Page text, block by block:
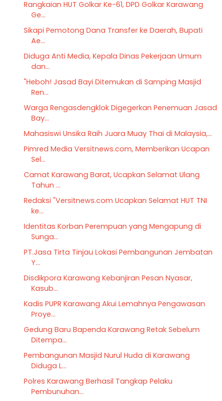
Rangkaian HUT Golkar Ke-61, DPD Golkar Karawang
Ge...
Sikapi Pemotong Dana Transfer ke Daerah, Bupati
Ae...
Diduga Anti Media, Kepala Dinas Pekerjaan Umum
dan...
"Heboh! Jasad Bayi Ditemukan di Samping Masjid
Ren...
Warga Rengasdengklok Digegerkan Penemuan Jasad
Bay...
Mahasiswi Unsika Raih Juara Muay Thai di Malaysia,...
Pimred Media Versitnews.com, Memberikan Ucapan
Sel...
Camat Karawang Barat, Ucapkan Selamat Ulang
Tahun ...
Redaksi "Versitnews.com Ucapkan Selamat HUT TNI
ke...
Identitas Korban Perempuan yang Mengapung di
Sunga...
PT.Jasa Tirta Tinjau Lokasi Pembangunan Jembatan
Y...
Disdikpora Karawang Kebanjiran Pesan Nyasar,
Kasub...
Kadis PUPR Karawang Akui Lemahnya Pengawasan
Proye...
Gedung Baru Bapenda Karawang Retak Sebelum
Ditempa...
Pembangunan Masjid Nurul Huda di Karawang
Diduga L...
Polres Karawang Berhasil Tangkap Pelaku
Pembunuhan...